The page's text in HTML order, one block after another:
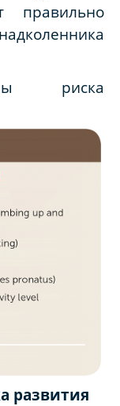
правильно
риска
развития